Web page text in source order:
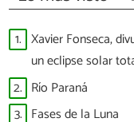
1. Xavier Fonseca,
un eclipse solar
difícil que ver a
2. Río Paraná
3. Fases de la Luna